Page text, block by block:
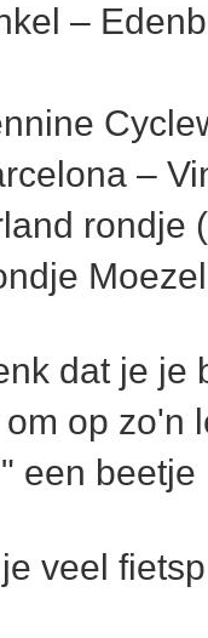
–
–
rondje
dat je
op zo'n
een
veel